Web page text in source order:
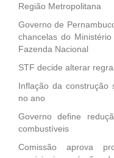
Região Metropolitana
Governo de
chancelas do
Fazenda Nacional
STF decide alterar
Inflação da construção
no ano
Governo define
combustíveis
Comissão aprova